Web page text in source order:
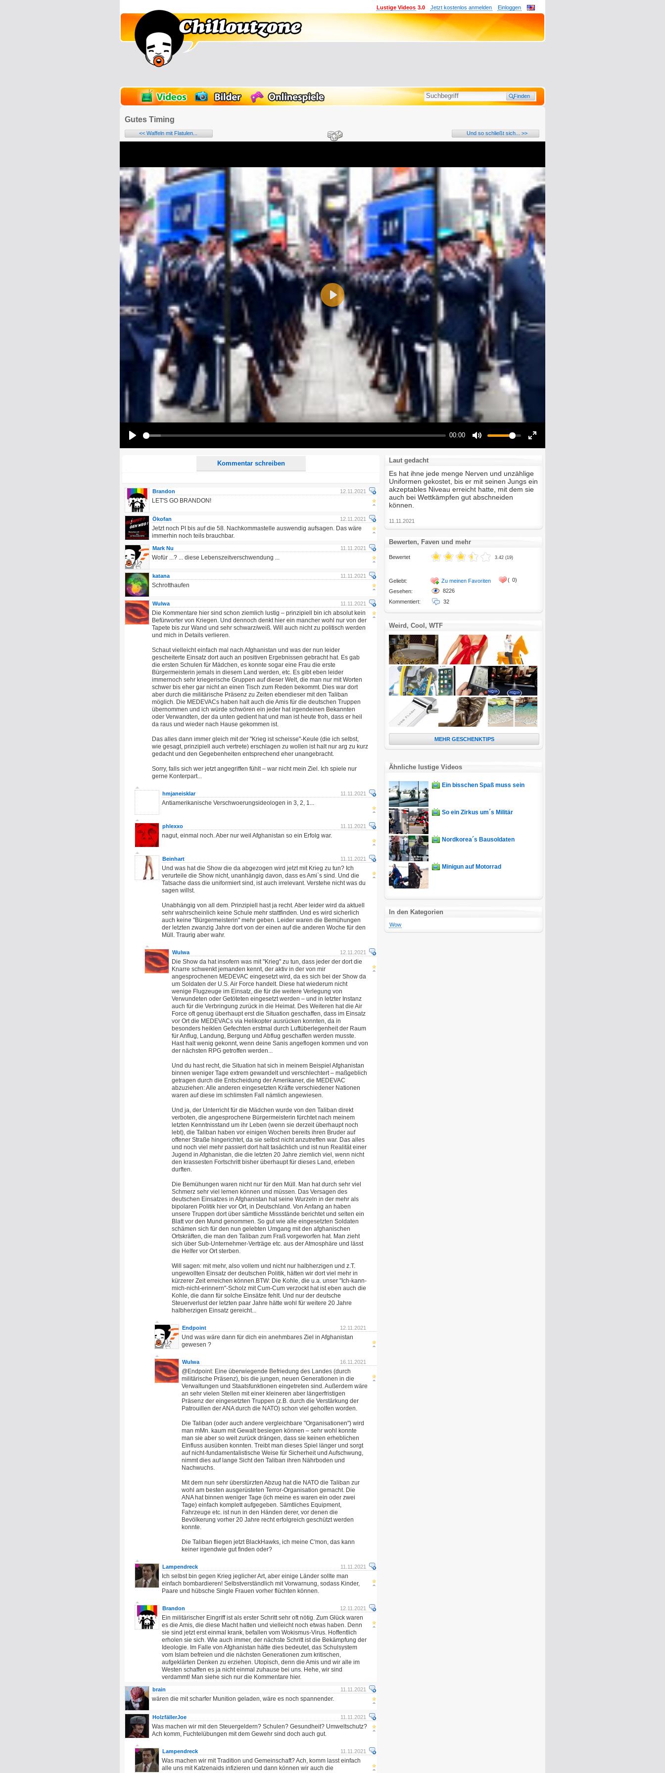
Einloggen
Jetzt kostenlos anmelden
Lustige Videos 3.0
Gutes Timing
<< Waffeln mit Flatulen... Und so schließt sich... >>
00:00
Play
Kommentar schreiben
Name:
E-Mail-Adresse (optional):
Kommentar:
Alle HTML-Tags außer <br>, <strike> und <i> werden aus Deinem Kommentar entfernt.
URLs werden automatisch umgewandelt. Bitte verwende "www." oder "http://" in URLs
Ich möchte eine E-Mail, wenn auf dieser Seite weitere Kommentare erscheinen.
12.11.2021
Brandon
LET'S GO BRANDON!
12.11.2021
Ökofan
Jetzt noch PI bis auf die 58. Nachkommastelle auswendig aufsagen. Das wäre
immerhin noch teils brauchbar.
11.11.2021
Mark Nu
Wofür ...? ... diese Lebenszeitverschwendung ...
11.11.2021
katana
Schrotthaufen
11.11.2021
Wulwa
Die Kommentare hier sind schon ziemlich lustig – prinzipiell bin ich absolut kein
Befürworter von Kriegen. Und dennoch denkt hier ein mancher wohl nur von der
Tapete bis zur Wand und sehr schwarz/weiß. Will auch nicht zu politisch werden
und mich in Details verlieren.
Schaut vielleicht einfach mal nach Afghanistan und was der nun leider
gescheiterte Einsatz dort auch an positiven Ergebnissen gebracht hat. Es gab
die ersten Schulen für Mädchen, es konnte sogar eine Frau die erste
Bürgermeisterin jemals in diesem Land werden, etc. Es gibt eben leider
immernoch sehr kriegerische Gruppen auf dieser Welt, die man nur mit Worten
schwer bis eher gar nicht an einen Tisch zum Reden bekommt. Dies war dort
aber durch die militärische Präsenz zu Zeiten ebendieser mit den Taliban
möglich. Die MEDEVACs haben halt auch die Amis für die deutschen Truppen
übernommen und ich würde schwören ein jeder hat irgendeinen Bekannten
oder Verwandten, der da unten gedient hat und man ist heute froh, dass er heil
da raus und wieder nach Hause gekommen ist.
Das alles dann immer gleich mit der "Krieg ist scheisse"-Keule (die ich selbst,
wie gesagt, prinzipiell auch vertrete) erschlagen zu wollen ist halt nur arg zu kurz
gedacht und den Gegebenheiten entsprechend eher unangebracht.
Sorry, falls sich wer jetzt angegriffen fühlt – war nicht mein Ziel. Ich spiele nur
gerne Konterpart...
11.11.2021
hmjaneisklar
Antiamerikanische Verschwoerungsideologen in 3, 2, 1...
11.11.2021
phlexxo
nagut, einmal noch. Aber nur weil Afghanistan so ein Erfolg war.
11.11.2021
Beinhart
Und was hat die Show die da abgezogen wird jetzt mit Krieg zu tun? Ich
verurteile die Show nicht, unanhängig davon, dass es Ami`s sind. Und die
Tatsache dass die uniformiert sind, ist auch irrelevant. Verstehe nicht was du
sagen willst.
Unabhängig von all dem. Prinzipiell hast ja recht. Aber leider wird da aktuell
sehr wahrscheinlich keine Schule mehr stattfinden. Und es wird sicherlich
auch keine "Bürgermeisterin" mehr geben. Leider waren die Bemühungen
der letzten zwanzig Jahre dort von der einen auf die anderen Woche für den
Müll. Traurig aber wahr.
12.11.2021
Wulwa
Die Show da hat insofern was mit "Krieg" zu tun, dass jeder der dort die
Knarre schwenkt jemanden kennt, der aktiv in der von mir
angesprochenen MEDEVAC eingesetzt wird, da es sich bei der Show da
um Soldaten der U.S. Air Force handelt. Diese hat wiederum nicht
wenige Flugzeuge im Einsatz, die für die weitere Verlegung von
Verwundeten oder Getöteten eingesetzt werden – und in letzter Instanz
auch für die Verbringung zurück in die Heimat. Des Weiteren hat die Air
Force oft genug überhaupt erst die Situation geschaffen, dass im Einsatz
vor Ort die MEDEVACs via Helikopter ausrücken konnten, da in
besonders heiklen Gefechten erstmal durch Luftüberlegenheit der Raum
für Anflug, Landung, Bergung und Abflug geschaffen werden musste.
Hast halt wenig gekonnt, wenn deine Sanis angeflogen kommen und von
der nächsten RPG getroffen werden...
Und du hast recht, die Situation hat sich in meinem Beispiel Afghanistan
binnen weniger Tage extrem gewandelt und verschlechtert – maßgeblich
getragen durch die Entscheidung der Amerikaner, die MEDEVAC
abzuziehen: Alle anderen eingesetzten Kräfte verschiedener Nationen
waren auf diese im schlimsten Fall nämlich angewiesen.
Und ja, der Unterricht für die Mädchen wurde von den Taliban direkt
verboten, die angesprochene Bürgermeisterin fürchtet nach meinem
letzten Kenntnisstand um ihr Leben (wenn sie derzeit überhaupt noch
lebt), die Taliban haben vor einigen Wochen bereits ihren Bruder auf
offener Straße hingerichtet, da sie selbst nicht anzutreffen war. Das alles
und noch viel mehr passiert dort halt tasächlich und ist nun Realität einer
Jugend in Afghanistan, die die letzten 20 Jahre ziemlich viel, wenn nicht
den krassesten Fortschritt bisher überhaupt für dieses Land, erleben
durften.
Die Bemühungen waren nicht nur für den Müll. Man hat durch sehr viel
Schmerz sehr viel lernen können und müssen. Das Versagen des
deutschen Einsatzes in Afghanistan hat seine Wurzeln in der mehr als
bipolaren Politik hier vor Ort, in Deutschland. Von Anfang an haben
unsere Truppen dort über sämtliche Missstände berichtet und selten ein
Blatt vor den Mund genommen. So gut wie alle eingesetzten Soldaten
schämen sich für den nun gelebten Umgang mit den afghanischen
Ortskräften, die man den Taliban zum Fraß vorgeworfen hat. Man zieht
sich über Sub-Unternehmer-Verträge etc. aus der Atmosphäre und lässt
die Helfer vor Ort sterben.
Will sagen: mit mehr, also vollem und nicht nur halbherzigen und z.T.
ungewollten Einsatz der deutschen Politik, hätten wir dort viel mehr in
kürzerer Zeit erreichen können.BTW: Die Kohle, die u.a. unser "Ich-kann-
mich-nicht-erinnern"-Scholz mit Cum-Cum verzockt hat ist eben auch die
Kohle, die dann für solche Einsätze fehlt. Und nur der deutsche
Steuerverlust der letzten paar Jahre hätte wohl für weitere 20 Jahre
halbherzigen Einsatz gereicht...
12.11.2021
Endpoint
Und was wäre dann für dich ein anehmbares Ziel in Afghanistan
gewesen ?
16.11.2021
Wulwa
@Endpoint: Eine überwiegende Befriedung des Landes (durch
militärische Präsenz), bis die jungen, neuen Generationen in die
Verwaltungen und Staatsfunktionen eingetreten sind. Außerdem wäre
an sehr vielen Stellen mit einer kleineren aber längerfristigen
Präsenz der eingesetzten Truppen (z.B. durch die Verstärkung der
Patrouillen der ANA durch die NATO) schon viel geholfen worden.
Die Taliban (oder auch andere vergleichbare "Organisationen") wird
man mMn. kaum mit Gewalt besiegen können – sehr wohl konnte
man sie aber so weit zurück drängen, dass sie keinen erheblichen
Einfluss ausüben konnten. Treibt man dieses Spiel länger und sorgt
auf nicht-fundamentalistische Weise für Sicherheit und Aufschwung,
nimmt dies auf lange Sicht den Taliban ihren Nährboden und
Nachwuchs.
Mit dem nun sehr überstürzten Abzug hat die NATO die Taliban zur
wohl am besten ausgerüsteten Terror-Organisation gemacht. Die
ANA hat binnen weniger Tage (ich meine es waren ein oder zwei
Tage) einfach komplett aufgegeben. Sämtliches Equipment,
Fahrzeuge etc. ist nun in den Händen derer, vor denen die
Bevölkerung vorher 20 Jahre recht erfolgreich geschützt werden
konnte.
Die Taliban fliegen jetzt BlackHawks, ich meine C'mon, das kann
keiner irgendwie gut finden oder?
11.11.2021
Lampendreck
Ich selbst bin gegen Krieg jeglicher Art, aber einige Länder sollte man
einfach bombardieren! Selbstverständlich mit Vorwarnung, sodass Kinder,
Paare und hübsche Single Frauen vorher flüchten können.
12.11.2021
Brandon
Ein militärischer Eingriff ist als erster Schritt sehr oft nötig. Zum Glück waren
es die Amis, die diese Macht hatten und vielleicht noch etwas haben. Denn
sie sind jetzt erst einmal krank, befallen vom Wokismus-Virus. Hoffentlich
erholen sie sich. Wie auch immer, der nächste Schritt ist die Bekämpfung der
Ideologie. Im Falle von Afghanistan hätte dies bedeutet, das Schulsystem
vom Islam befreien und die nächsten Generationen zum kritischen,
aufgeklärten Denken zu erziehen. Utopisch, denn die Amis und wir alle im
Westen schaffen es ja nicht einmal zuhause bei uns. Hehe, wir sind
verdammt! Man siehe sich nur die Kommentare hier.
11.11.2021
brain
wären die mit scharfer Munition geladen, wäre es noch spannender.
11.11.2021
HolzfällerJoe
Was machen wir mit den Steuergeldern? Schulen? Gesundheit? Umweltschutz?
Ach komm, Fuchtelübungen mit dem Gewehr sind doch auch gut.
11.11.2021
Lampendreck
Was machen wir mit Tradition und Gemeinschaft? Ach, komm lasst einfach
alle uns mit Katzenaids infizieren und dann können wir auch die
Laut gedacht
Es hat ihne jede menge Nerven und unzählige
Uniformen gekostet, bis er mit seinen Jungs ein
akzeptables Niveau erreicht hatte, mit dem sie
auch bei Wettkämpfen gut abschneiden
können.
11.11.2021
Bewerten, Faven und mehr
Bewertet
Geliebt:
Gesehen:
Kommentiert:
3.42 (19)
Zu meinen Favoriten
8226
32
( 0)
Weird, Cool, WTF
MEHR GESCHENKTIPS
Ähnliche lustige Videos
Ein bisschen Spaß muss sein
So ein Zirkus um´s Militär
Nordkorea´s Bausoldaten
Minigun auf Motorrad
In den Kategorien
Wow